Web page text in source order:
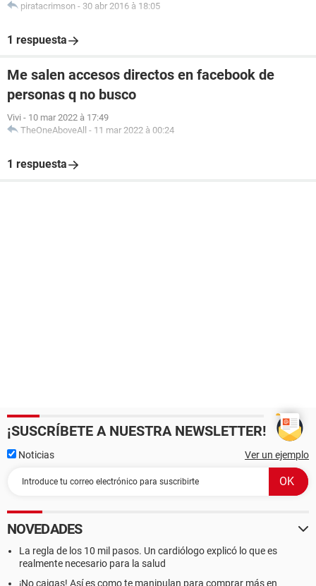
piratacrimson - 30 abr 2016 à 18:05
1 respuesta
Me salen accesos directos en facebook de
personas q no busco
Vivi - 10 mar 2022 à 17:49
TheOneAboveAll - 11 mar 2022 à 00:24
1 respuesta
¡SUSCRÍBETE A NUESTRA NEWSLETTER!
Noticias Ver un ejemplo
NOVEDADES
La regla de los 10 mil pasos. Un cardiólogo explicó lo que es
realmente necesario para la salud
¡No caigas! Así es como te manipulan para comprar más en